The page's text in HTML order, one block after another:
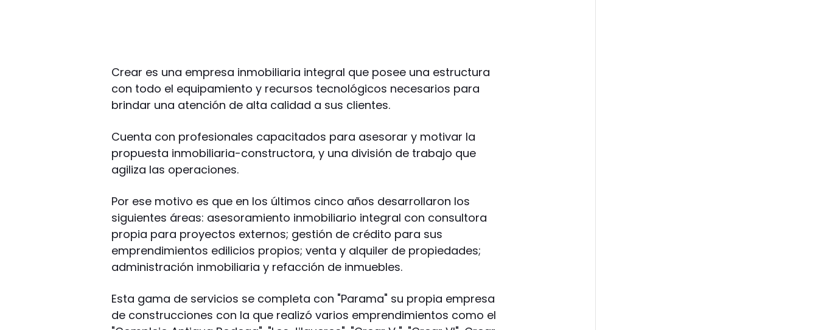
Crear es una empresa inmobiliaria integral que posee una estructura
con todo el equipamiento y recursos tecnológicos necesarios para
brindar una atención de alta calidad a sus clientes.
Cuenta con profesionales capacitados para asesorar y motivar la
propuesta inmobiliaria-constructora, y una división de trabajo que
agiliza las operaciones.
Por ese motivo es que en los últimos cinco años desarrollaron los
siguientes áreas: asesoramiento inmobiliario integral con consultora
propia para proyectos externos; gestión de crédito para sus
emprendimientos edilicios propios; venta y alquiler de propiedades;
administración inmobiliaria y refacción de inmuebles.
Esta gama de servicios se completa con "Parama" su propia empresa
de construcciones con la que realizó varios emprendimientos como el